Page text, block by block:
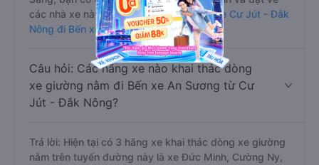
các nhà xe này tại trang này:Xe limousine Cư Jút - Đắk
Nông đi Bến xe An Sương
Câu hỏi: Các hãng xe nào khai thác dòng
xe giường nằm đi Bến xe An Sương từ Cư
Jút - Đắk Nông?
Trả lời: Hiện tại có 3 hãng xe khai thác dòng xe giường
nằm trên tuyến đường này là xe Đức Minh, Cường Ny,